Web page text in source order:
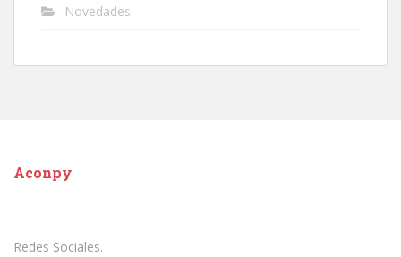
Novedades
Aconpy
Redes Sociales.